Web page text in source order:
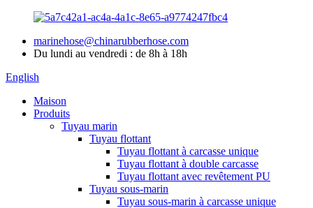
marinehose@chinarubberhose.com
Du lundi au vendredi : de 8h à 18h
English
Maison
Produits
Tuyau marin
Tuyau flottant
Tuyau flottant à carcasse unique
Tuyau flottant à double carcasse
Tuyau flottant avec revêtement PU
Tuyau sous-marin
Tuyau sous-marin à carcasse unique